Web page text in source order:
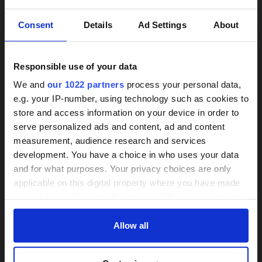
Consent Details Ad Settings About
Responsible use of your data
We and our 1022 partners process your personal data,
e.g. your IP-number, using technology such as cookies to
store and access information on your device in order to
serve personalized ads and content, ad and content
measurement, audience research and services
development. You have a choice in who uses your data
and for what purposes. Your privacy choices are only
applicable on this digital property where you have made
any time from the Cookie Declaration or by clicking on
Allow all
Treppenlifte unverbindlich
vergleichen
Wir informieren zu Arten und Preisen
Mit einer Anfrage bis zu 3 Angebote
Bis zu 30 % sparen und 4.000 €
24h-Betreuungskraft
gesucht?
Über 800 Anbieter